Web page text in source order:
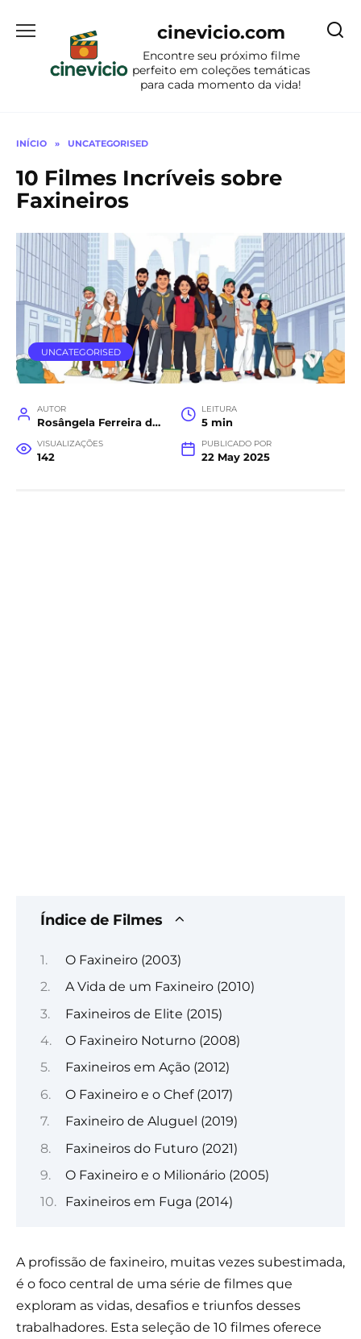
para
conteúdo
cinevicio.com
Encontre seu próximo filme
perfeito em coleções temáticas
para cada momento da vida!
INÍCIO » UNCATEGORISED
10 Filmes Incríveis sobre
Faxineiros
UNCATEGORISED
AUTOR
Rosângela Ferreira da Costa
LEITURA
5 min
VISUALIZAÇÕES
142
PUBLICADO POR
22 May 2025
Índice de Filmes
O Faxineiro (2003)
A Vida de um Faxineiro (2010)
Faxineiros de Elite (2015)
O Faxineiro Noturno (2008)
Faxineiros em Ação (2012)
O Faxineiro e o Chef (2017)
Faxineiro de Aluguel (2019)
Faxineiros do Futuro (2021)
O Faxineiro e o Milionário (2005)
Faxineiros em Fuga (2014)
A profissão de faxineiro, muitas vezes subestimada,
é o foco central de uma série de filmes que
exploram as vidas, desafios e triunfos desses
trabalhadores. Esta seleção de 10 filmes oferece